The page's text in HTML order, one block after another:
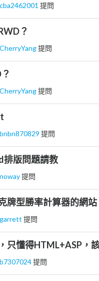
cba2462001 提問
？
CherryYang提問
CherryYang提問
bnbn870829 提問
版問題請教
noway提問
牌型勝率計算器的網站
garrett 提問
只懂得HTML+ASP，
b7307024提問